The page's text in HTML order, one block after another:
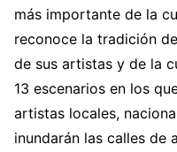
más importante de la
reconoce la tradición
de sus artistas y de la
13 escenarios en los
artistas locales,
inundarán las calles de